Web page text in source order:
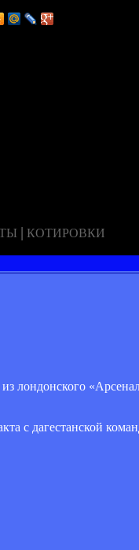
| КОТИРОВКИ
лондонского
с дагестанской